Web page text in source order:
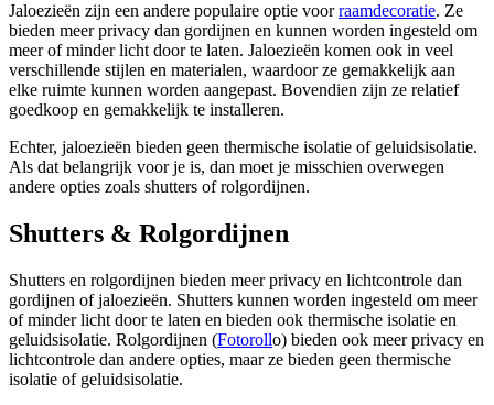
Jaloezieën zijn een andere populaire optie voorraamdecoratie. Ze
bieden meer privacy dan gordijnen en kunnen worden ingesteld om
meer of minder licht door te laten. Jaloezieën komen ook in veel
verschillende stijlen en materialen, waardoor ze gemakkelijk aan
elke ruimte kunnen worden aangepast. Bovendien zijn ze relatief
goedkoop en gemakkelijk te installeren.
Echter, jaloezieën bieden geen thermische isolatie of geluidsisolatie.
Als dat belangrijk voor je is, dan moet je misschien overwegen
andere opties zoals shutters of rolgordijnen.
Shutters & Rolgordijnen
Shutters en rolgordijnen bieden meer privacy en lichtcontrole dan
gordijnen of jaloezieën. Shutters kunnen worden ingesteld om meer
of minder licht door te laten en bieden ook thermische isolatie en
geluidsisolatie. Rolgordijnen (Fotorollo) bieden ook meer privacy en
lichtcontrole dan andere opties, maar ze bieden geen thermische
isolatie of geluidsisolatie.